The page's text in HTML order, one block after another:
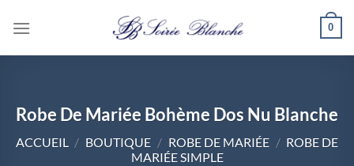
0
Robe De Mariée Bohème Dos Nu Blanche
ACCUEIL / BOUTIQUE / ROBE DE MARIÉE / ROBE DE
MARIÉE SIMPLE